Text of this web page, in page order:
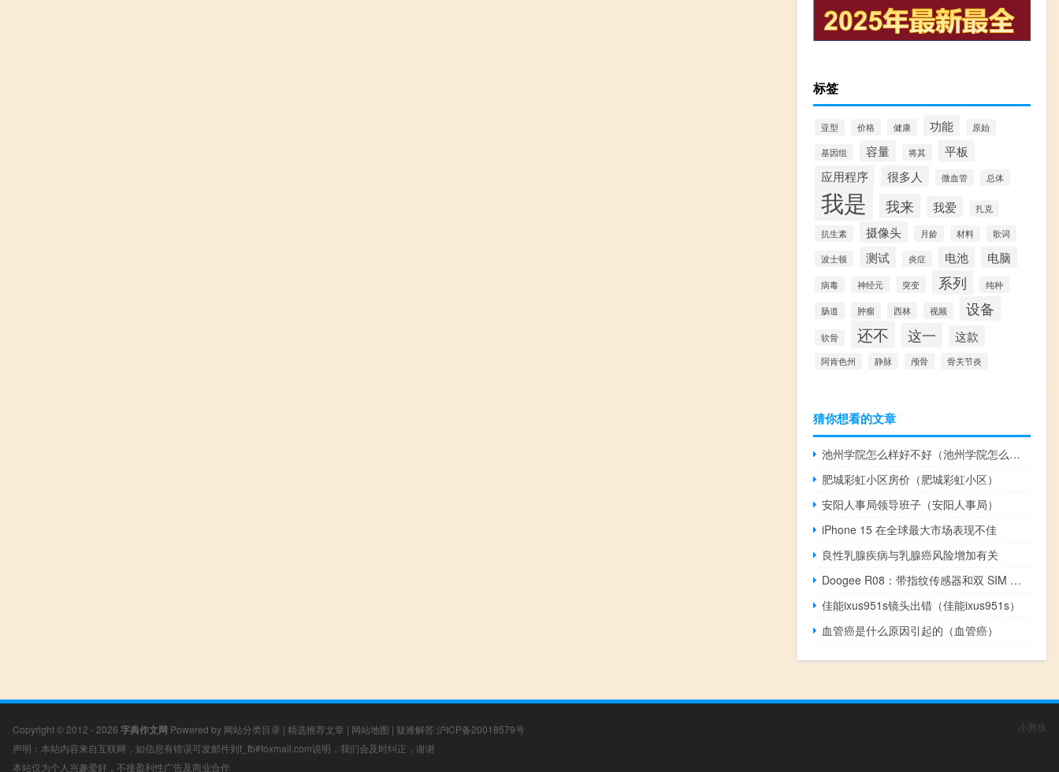
标签
亚型 价格 健康 功能 原始
基因组 容量 将其
平板
应用程序
很多人 微血管 总体
我是 我来 我爱 扎克
抗生素 摄像头 月龄 材料 歌词
波士顿 测试 炎症 电池 电脑
病毒 神经元 突变 系列 纯种
肠道 肿瘤 西林 视频 设备
软骨 还不 这一 这款
阿肯色州 静脉 颅骨 骨关节炎
猜你想看的文章
池州学院怎么样好不好（池州学院怎么样）
肥城彩虹小区房价（肥城彩虹小区）
安阳人事局领导班子（安阳人事局）
iPhone 15 在全球最大市场表现不佳
良性乳腺疾病与乳腺癌风险增加有关
Doogee R08：带指纹传感器和双 SIM 卡的新型坚固型平板电脑
佳能ixus951s镜头出错（佳能ixus951s）
血管癌是什么原因引起的（血管癌）
Copyright © 2012 - 2026 字典作文网 Powered by 网站分类目录 | 精选推荐文章 | 网站地图 | 疑难解答 沪ICP备20018579号
声明：本站内容来自互联网，如信息有错误可发邮件到f_fb#foxmail.com说明，我们会及时纠正，谢谢
本站仅为个人兴趣爱好，不接盈利性广告及商业合作
小男孩